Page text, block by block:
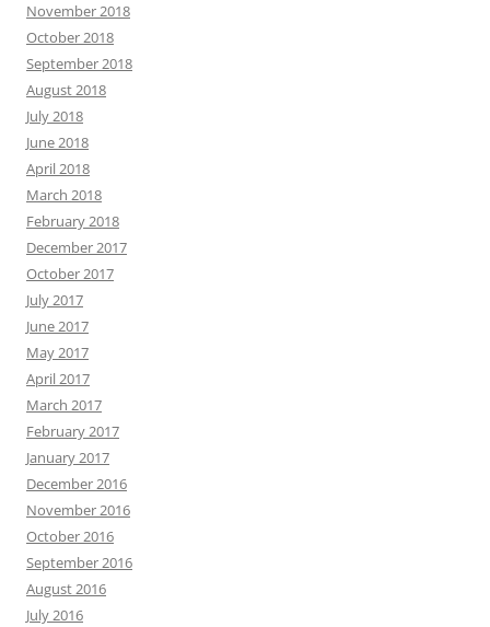
November 2018
October 2018
September 2018
August 2018
July 2018
June 2018
April 2018
March 2018
February 2018
December 2017
October 2017
July 2017
June 2017
May 2017
April 2017
March 2017
February 2017
January 2017
December 2016
November 2016
October 2016
September 2016
August 2016
July 2016